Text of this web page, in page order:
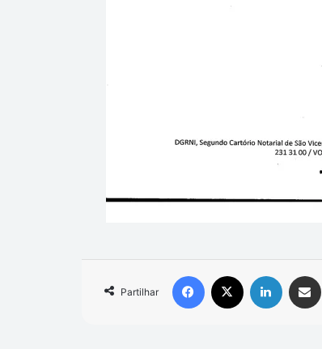
Partilhar
Facebook Linkedin